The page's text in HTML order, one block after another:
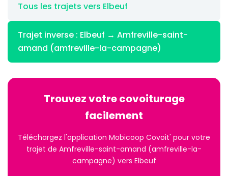
Tous les trajets vers Elbeuf
Trajet inverse : Elbeuf → Amfreville-saint-
amand (amfreville-la-campagne)
Trouvez votre covoiturage
facilement
Téléchargez l'application Mobicoop Covoit' pour votre
trajet de Amfreville-saint-amand (amfreville-la-
campagne) vers Elbeuf